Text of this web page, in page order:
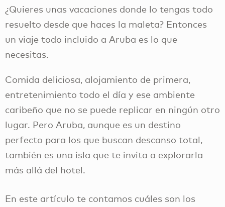
¿Quieres unas vacaciones donde lo tengas todo
resuelto desde que haces la maleta? Entonces
un viaje todo incluido a Aruba es lo que
necesitas.
Comida deliciosa, alojamiento de primera,
entretenimiento todo el día y ese ambiente
caribeño que no se puede replicar en ningún otro
lugar. Pero Aruba, aunque es un destino
perfecto para los que buscan descanso total,
también es una isla que te invita a explorarla
más allá del hotel.
En este artículo te contamos cuáles son los